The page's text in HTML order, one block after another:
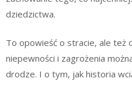
dziedzictwa.
To opowieść o stracie, ale też
niepewności i zagrożenia
drodze. I o tym, jak historia